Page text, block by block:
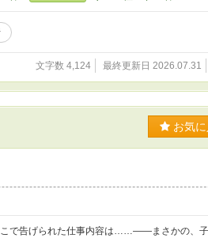
文字数 4,124 最終更新日 2026.07.31
お気
こで告げられた仕事内容は……――まさかの、